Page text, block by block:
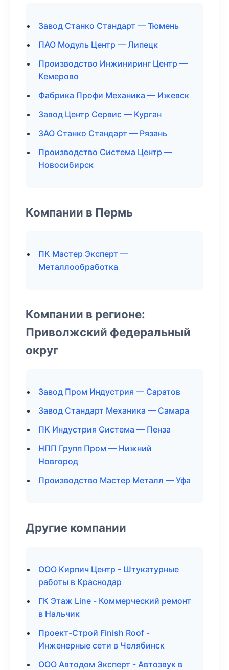
Завод Станко Стандарт — Тюмень
ПАО Модуль Центр — Липецк
Производство Инжиниринг Центр —
Кемерово
Фабрика Профи Механика — Ижевск
Завод Центр Сервис — Курган
ЗАО Станко Стандарт — Рязань
Производство Система Центр —
Новосибирск
Компании в Пермь
ПК Мастер Эксперт —
Металлообработка
Компании в регионе:
Приволжский федеральный
округ
Завод Пром Индустрия — Саратов
Завод Стандарт Механика — Самара
ПК Индустрия Система — Пенза
НПП Групп Пром — Нижний
Новгород
Производство Мастер Металл — Уфа
Другие компании
ООО Кирпич Центр - Штукатурные
работы в Краснодар
ГК Этаж Line - Коммерческий ремонт
в Нальчик
Проект-Строй Finish Roof -
Инженерные сети в Челябинск
ООО Автодом Эксперт - Автозвук в